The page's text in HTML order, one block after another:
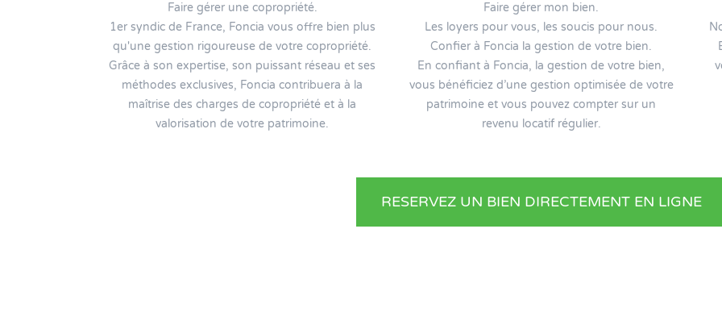
Faire gérer une copropriété.
1er syndic de France, Foncia vous offre bien plus
qu'une gestion rigoureuse de votre copropriété.
Grâce à son expertise, son puissant réseau et ses
méthodes exclusives, Foncia contribuera à la
maîtrise des charges de copropriété et à la
valorisation de votre patrimoine.
Faire gérer mon bien.
Les loyers pour vous, les soucis pour nous.
Confier à Foncia la gestion de votre bien.
En confiant à Foncia, la gestion de votre bien,
vous bénéficiez d’une gestion optimisée de votre
patrimoine et vous pouvez compter sur un
revenu locatif régulier.
RESERVEZ UN BIEN DIRECTEMENT EN LIGNE